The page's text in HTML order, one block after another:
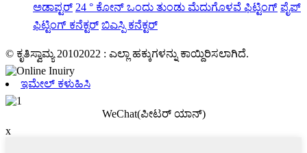
ಅಡಾಪ್ಟರ್ 24 ° ಕೋನ್ ಒಂದು ತುಂಡು ಮೆದುಗೊಳವೆ ಫಿಟ್ಟಿಂಗ್ ಪೈಪ್
ಫಿಟ್ಟಿಂಗ್ ಕನೆಕ್ಟರ್ ಬಿಎಸ್ಪಿ ಕನೆಕ್ಟರ್
© ಕೃತಿಸ್ವಾಮ್ಯ 20102022 : ಎಲ್ಲಾ ಹಕ್ಕುಗಳನ್ನು ಕಾಯ್ದಿರಿಸಲಾಗಿದೆ.
ಇಮೇಲ್ ಕಳುಹಿಸಿ
WeChat(ಪೀಟರ್ ಯಾನ್)
x